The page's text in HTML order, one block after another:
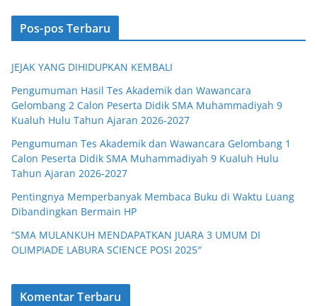
Pos-pos Terbaru
JEJAK YANG DIHIDUPKAN KEMBALI
Pengumuman Hasil Tes Akademik dan Wawancara
Gelombang 2 Calon Peserta Didik SMA Muhammadiyah 9
Kualuh Hulu Tahun Ajaran 2026-2027
Pengumuman Tes Akademik dan Wawancara Gelombang 1
Calon Peserta Didik SMA Muhammadiyah 9 Kualuh Hulu
Tahun Ajaran 2026-2027
Pentingnya Memperbanyak Membaca Buku di Waktu Luang
Dibandingkan Bermain HP
“SMA MULANKUH MENDAPATKAN JUARA 3 UMUM DI
OLIMPIADE LABURA SCIENCE POSI 2025″
Komentar Terbaru